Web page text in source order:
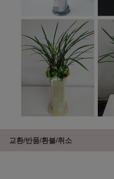
교환/반품/환불/취소